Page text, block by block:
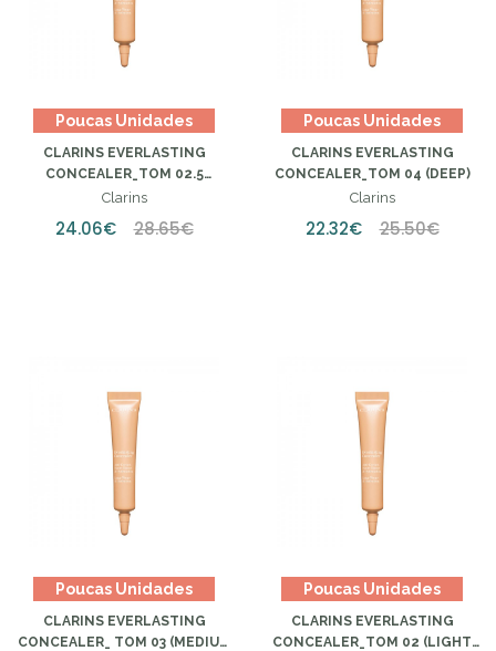
Poucas Unidades
CLARINS EVERLASTING
CONCEALER_TOM 02.5
(MÉDIO)
Clarins
24.06€ 28.65€
Poucas Unidades
CLARINS EVERLASTING
CONCEALER_TOM 04 (DEEP)
Clarins
22.32€ 25.50€
Poucas Unidades
CLARINS EVERLASTING
CONCEALER_ TOM 03 (MEDIUM
Poucas Unidades
CLARINS EVERLASTING
CONCEALER_TOM 02 (LIGHT